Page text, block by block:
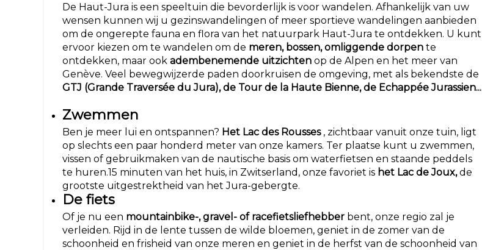
De Haut-Jura is een speeltuin die bevorderlijk is voor wandelen. Afhankelijk van uw
wensen kunnen wij u gezinswandelingen of meer sportieve wandelingen aanbieden
om de ongerepte fauna en flora van het natuurpark Haut-Jura te ontdekken. U kunt
ervoor kiezen om te wandelen om de meren, bossen, omliggende dorpen te
ontdekken, maar ook adembenemende uitzichten op de Alpen en het meer van
Genève. Veel bewegwijzerde paden doorkruisen de omgeving, met als bekendste de
GTJ (Grande Traversée du Jura), de Tour de la Haute Bienne, de Echappée Jurassien...
Zwemmen
Ben je meer lui en ontspannen? Het Lac des Rousses, zichtbaar vanuit onze tuin, ligt
op slechts een paar honderd meter van onze kamers. Ter plaatse kunt u zwemmen,
vissen of gebruikmaken van de nautische basis om waterfietsen en staande peddels
te huren.15 minuten van het huis, in Zwitserland, onze favoriet is het Lac de Joux,de
grootste uitgestrektheid van het Jura-gebergte.
De fiets
Of je nu een mountainbike-, gravel- of racefietsliefhebber bent, onze regio zal je
verleiden. Rijd in de lente tussen de wilde bloemen, geniet in de zomer van de
schoonheid en frisheid van onze meren en geniet in de herfst van de schoonheid van